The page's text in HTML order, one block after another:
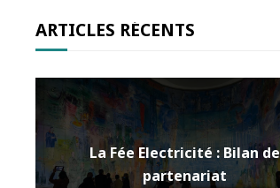
ARTICLES RÉCENTS
La Fée Electricité : Bilan de
partenariat